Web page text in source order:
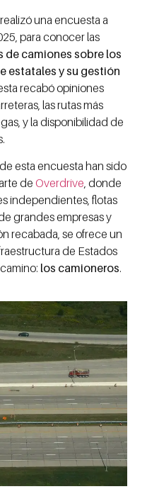
una encuesta a
para conocer las
camiones sobre los
estatales y su gestión
recabó opiniones
las rutas más
y la disponibilidad de
esta encuesta han sido
de Overdrive, donde
independientes, flotas
grandes empresas y
recabada, se ofrece un
de Estados
los camioneros.